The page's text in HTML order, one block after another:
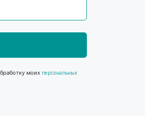
моих персональных